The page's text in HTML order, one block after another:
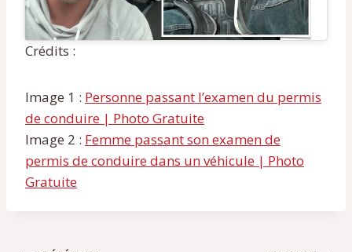
Crédits :
Image 1 : Personne passant l’examen du permis
de conduire | Photo Gratuite
Image 2 : Femme passant son examen de
permis de conduire dans un véhicule | Photo
Gratuite